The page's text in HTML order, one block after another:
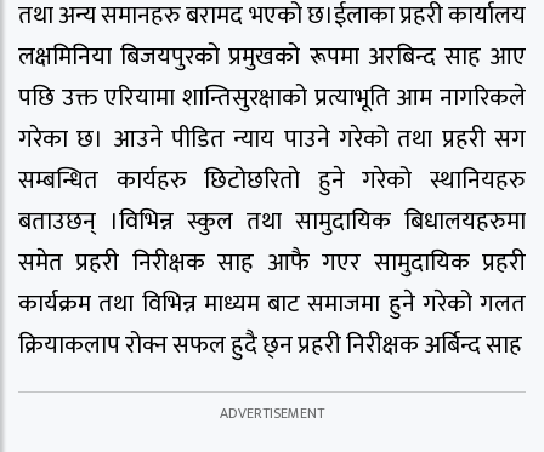
तथा अन्य समानहरु बरामद भएको छ।ईलाका प्रहरी कार्यालय
लक्षमिनिया बिजयपुरको प्रमुखको रूपमा अरबिन्द साह आए
पछि उक्त एरियामा शान्तिसुरक्षाको प्रत्याभूति आम नागरिकले
गरेका छ। आउने पीडित न्याय पाउने गरेको तथा प्रहरी सग
सम्बन्धित कार्यहरु छिटोछरितो हुने गरेको स्थानियहरु
बताउछन् ।विभिन्न स्कुल तथा सामुदायिक बिधालयहरुमा
समेत प्रहरी निरीक्षक साह आफै गएर सामुदायिक प्रहरी
कार्यक्रम तथा विभिन्न माध्यम बाट समाजमा हुने गरेको गलत
क्रियाकलाप रोक्न सफल हुदै छ्न प्रहरी निरीक्षक अर्बिन्द साह